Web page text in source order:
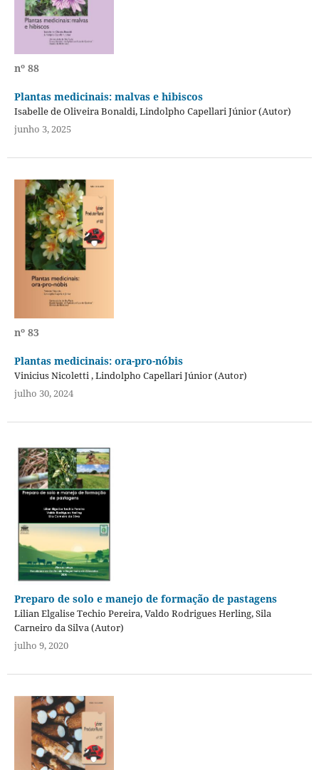
nº 88
Plantas medicinais: malvas e hibiscos
Isabelle de Oliveira Bonaldi, Lindolpho Capellari Júnior (Autor)
junho 3, 2025
nº 83
Plantas medicinais: ora-pro-nóbis
Vinicius Nicoletti , Lindolpho Capellari Júnior (Autor)
julho 30, 2024
Preparo de solo e manejo de formação de pastagens
Lilian Elgalise Techio Pereira, Valdo Rodrigues Herling, Sila
Carneiro da Silva (Autor)
julho 9, 2020